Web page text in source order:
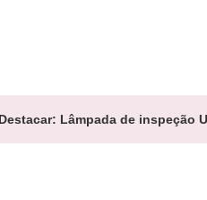
Destacar: Lâmpada de inspeção